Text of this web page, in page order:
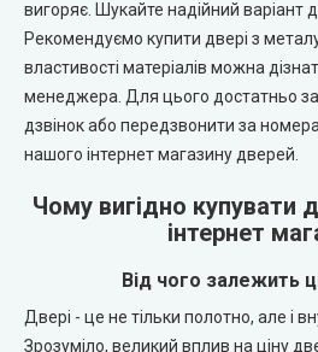
Free Style doors (Фрі Стайл під
Контур
Danapris Doors (Данапріс Дорс)
DRUID (Друід)
City Line
вигоряє. Шукайте надійний варіант
Рекомендуємо купити двері з
властивості матеріалів можна
менеджера. Для цього достатньо
дзвінок або передзвонити за
нашого інтернет магазину дверей.
Чому вигідно купувати
інтернет
Від чого залежить
Двері - це не тільки полотно, але і
Зрозуміло, великий вплив на ціну